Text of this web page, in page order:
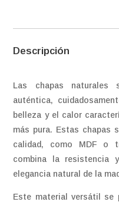
Descripción
Las chapas naturales
auténtica,
belleza y el calor
más pura. Estas chapas
calidad, como MDF o
combina la resistencia
elegancia natural de la
Este material versátil se